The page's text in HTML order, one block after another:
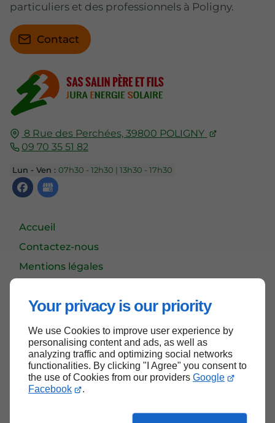
Your privacy is our priority
We use Cookies to improve user experience by
personalising content and ads, as well as
analyzing traffic and optimizing social networks
functionalities. By clicking "I Agree" you consent to
the use of Cookies from our providers Google
Facebook
.
8 Rue des Perchées,39800 POLIGNY
09 70 35 51 82
Lun - Ven :07h30 - 12h30 | 13h30 - 17h30
Accueil
Contactez-nous
Mentions légales
particuliers et des professionnels à Poligny.
Contact
Haut de page